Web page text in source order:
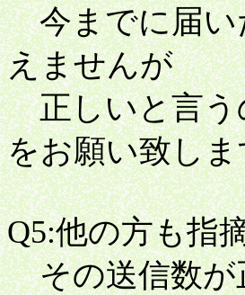
今までに届い
えませんが
正しいと言う
をお願い致し
Q5:他の方も指
その送信数が